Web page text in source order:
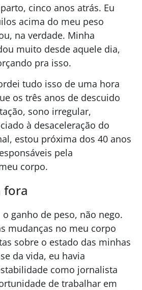
cinco anos atrás. Eu
acima do meu peso
na verdade. Minha
muito desde aquele dia,
pra isso.
tudo isso de uma hora
os três anos de descuido
sono irregular,
à desaceleração do
estou próxima dos 40 anos
pela
corpo.
fora
ganho de peso, não nego.
mudanças no meu corpo
sobre o estado das minhas
da vida, eu havia
como jornalista
de trabalhar em